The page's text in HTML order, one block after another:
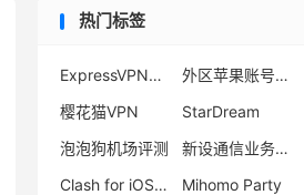
热门标签
ExpressVPN好用吗？ 外区苹果账号注册
樱花猫VPN
StarDream
泡泡狗机场评测
新设通信业务出入局
Clash for iOS 官网
Mihomo Party